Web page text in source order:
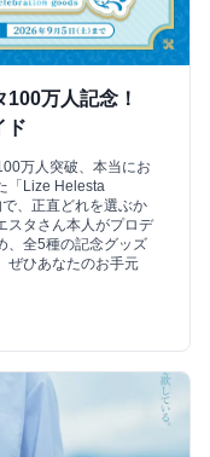
100万人記念！
ド
万人突破、本当にお
「Lize Helesta
、正直どれを選ぶか
スタさん本人がプロデ
、全5種の記念グッズ
ぜひあなたのお手元